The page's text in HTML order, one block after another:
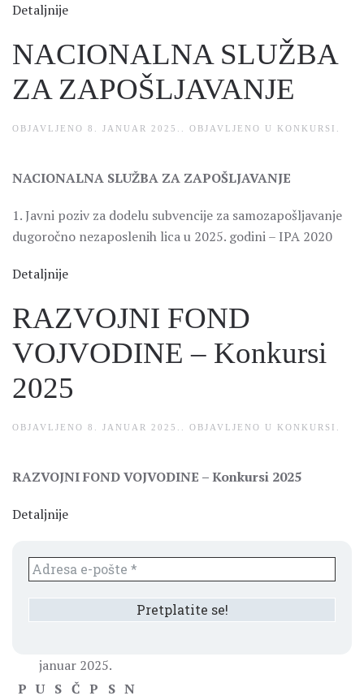
Detaljnije
NACIONALNA SLUŽBA
ZA ZAPOŠLJAVANJE
OBJAVLJENO 8. JANUAR 2025. . OBJAVLJENO U KONKURSI
NACIONALNA SLUŽBA ZA ZAPOŠLJAVANJE
1. Javni poziv za dodelu subvencije za samozapošljavanje
dugoročno nezaposlenih lica u 2025. godini – IPA 2020
Detaljnije
RAZVOJNI FOND
VOJVODINE – Konkursi
2025
OBJAVLJENO 8. JANUAR 2025. . OBJAVLJENO U KONKURSI
RAZVOJNI FOND VOJVODINE – Konkursi 2025
Detaljnije
januar 2025.
P U S Č P S N